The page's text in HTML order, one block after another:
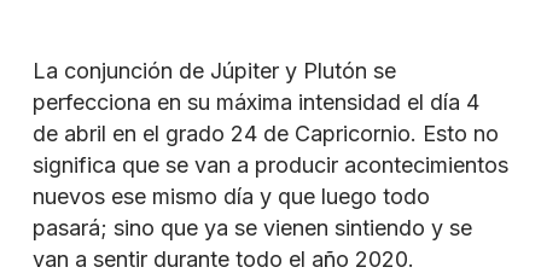
La conjunción de Júpiter y Plutón se
perfecciona en su máxima intensidad el día 4
de abril en el grado 24 de Capricornio. Esto no
significa que se van a producir acontecimientos
nuevos ese mismo día y que luego todo
pasará; sino que ya se vienen sintiendo y se
van a sentir durante todo el año 2020.